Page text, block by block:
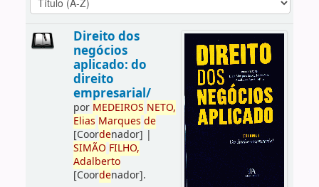
Direito dos
negócios
aplicado: do
direito
empresarial/
por MEDEIROS NETO,
Elias Marques de
[Coordenador] |
SIMÃO FILHO,
Adalberto
[Coordenador].